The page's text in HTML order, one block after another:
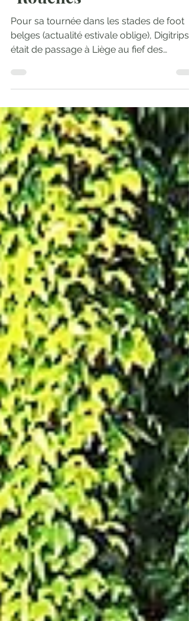
une soirée chez les
"Rouches"
Pour sa tournée dans les stades de foot
Rouches! Au programme, visite du stade
de ses espaces privatifs avant les
présentations des produits et nouveautés
Digitrips, Brussels Airport, TAP Air
Air Transat/Air Baltic, BT Tours et
CroisiEurope... Article évolutif: n'hésitez
à revenir ! Page évolutive, à savoir: ✔️= en
ligne et ֎ = en préparation Cliquez ici pour
voir les photos ✔